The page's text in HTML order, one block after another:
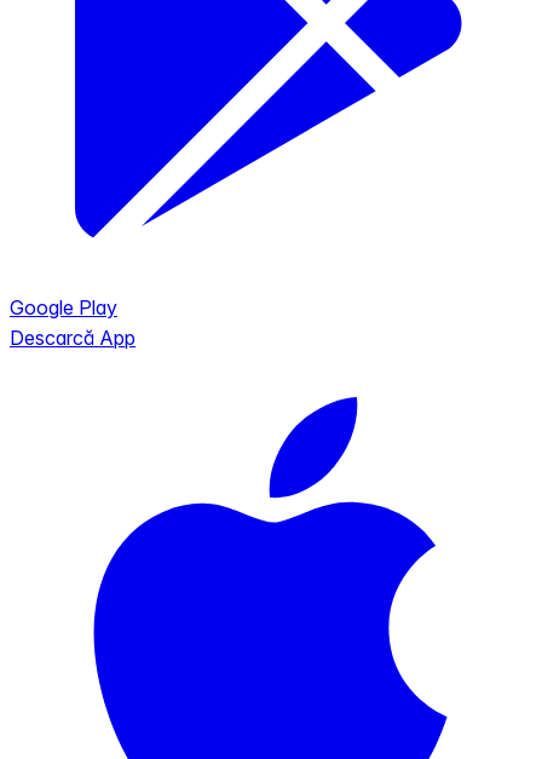
Google Play
Descarcă App